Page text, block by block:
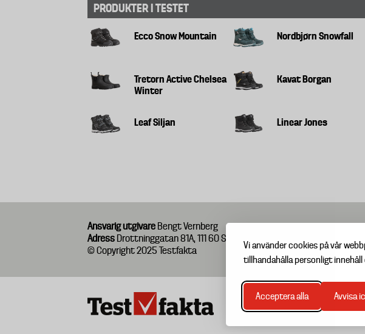
Vi använder cookies på vår
tillhandahålla personligt
Acceptera alla Avvisa
PRODUKTER I TESTET
Ecco Snow Mountain Nordbjørn Snowfall
Tretorn Active Chelsea
Winter
Kavat Borgan
Leaf Siljan Linear Jones
Ansvarig utgivare Bengt Vernberg
Adress Drottninggatan 81A, 111 60 Stockholm
© Copyright 2025 Testfakta